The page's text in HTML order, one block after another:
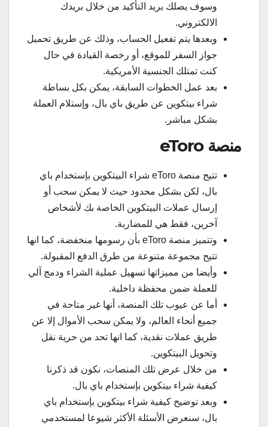
وسوف يصلك بريد التأكيد من خلال بريدك
الالكتروني.
وبعدها يتم تفعيل الحساب، وذلك عن طريق تحميل
جواز السفر للموقع، أو رخصة القيادة في حال
كنت تمتلك الجنسية الأمريكية.
بعد عمل الخطوات السابقة، يمكن بكل بساطة
شراء بيتكوين عن طريق باي بال، وإستلام العملة
بشكل مباشر.
منصة eToro
تتيح منصة eToro شراء البيتكوين بإستخدام باي
بال، لكن بشكل محدود حيث لا يمكن سحب أو
إرسال عملات البيتكوين الخاصة بك لأشخاص
آخرين، فقط هي للمضاربة.
وتتميز منصة eToro بأن رسومها منخفضة، كما انها
تتيح مجموعة متنوعة من طرق الدفع المقبولة.
وأيضا من مميزاتها تسهيل عملية الشراء ودمج آلي
للعملة ضمن محفظة داخلية.
أما عن عيوب تلك المنصة، أنها غير متاحة في
جميع أنحاء العالم، ولا يمكن سحب الأموال إلا عن
طريق عملات نقدية، كما انها تحد من حرية نقل
وتحويل البيتكوين.
من خلال عرض تلك المنصات، نكون قد ذكرنا
كيفية شراء بيتكوين بإستخدام باي بال.
وبعد توضيح كيفية شراء بيتكوين بإستخدام باي
بال، سنعرض الأسئلة الأكثر شيوعا لمستخدمي